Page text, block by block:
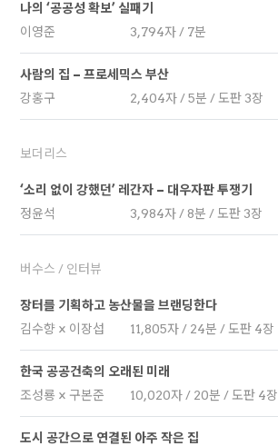
나의 ‘공공성 확보’ 실패기
이영준
3,794자 / 7분
사람의 집 – 프로세믹스 부산
강홍구
2,404자 / 5분 / 도판 3장
보더리스
‘소리 없이 강했던’ 레간자 – 대우자판 투쟁기
정윤석
3,984자 / 8분 / 도판 3장
버수스 / 인터뷰
장터를 기획하고 농산물을 브랜딩한다
김수향 × 이장섭
11,805자 / 24분 / 도판 4장
한국 공공건축의 오래된 미래
조성룡 × 구본준
10,020자 / 20분 / 도판 4장
도시 공간으로 연결된 아주 작은 집